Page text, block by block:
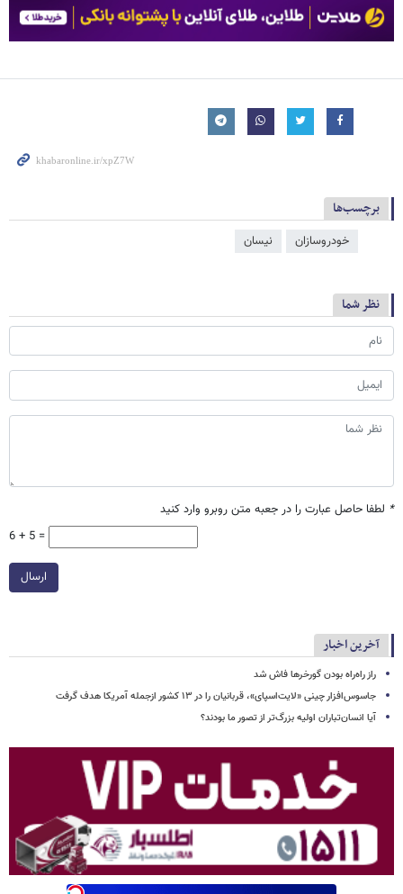
برچسب‌ها
خودروسازان نیسان
نظر شما
* لطفا حاصل عبارت را در جعبه متن روبرو وارد کنید
6 + 5 =
ارسال
آخرین اخبار
راز راه‌راه بودن گورخرها فاش شد
جاسوس‌افزار چینی «لایت‌اسپای»، قربانیان را در ۱۳ کشور ازجمله آمریکا هدف گرفت
آیا انسان‌تباران اولیه بزرگ‌تر از تصور ما بودند؟